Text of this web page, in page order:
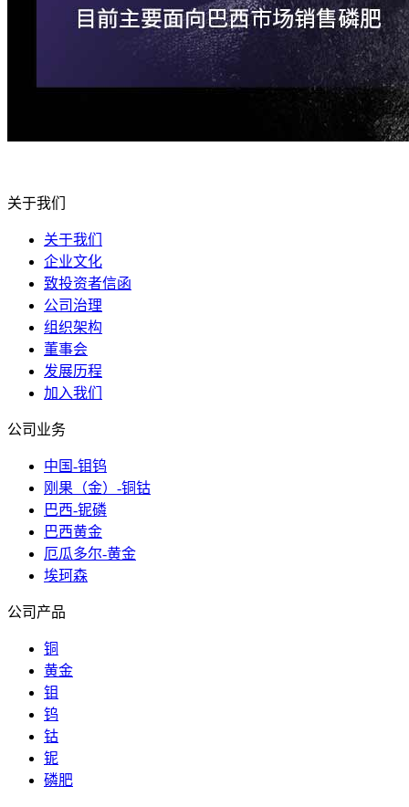
关于我们
关于我们
企业文化
致投资者信函
公司治理
组织架构
董事会
发展历程
加入我们
公司业务
中国-钼钨
刚果（金）-铜钴
巴西-铌磷
巴西黄金
厄瓜多尔-黄金
埃珂森
公司产品
铜
黄金
钼
钨
钴
铌
磷肥